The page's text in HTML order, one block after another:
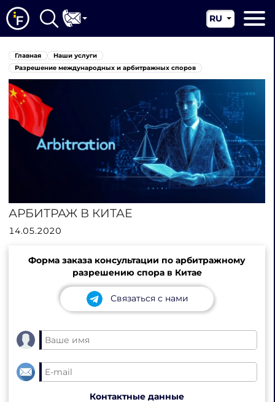
О нас
Наши услуги
Новости
Юрисдикции
Контакты
RU
EN
Главная
Наши услуги
Разрешение международных и арбитражных споров
АРБИТРАЖ В КИТАЕ
14.05.2020
Форма заказа консультации по арбитражному
разрешению спора в Китае
Связаться с нами
Контактные данные